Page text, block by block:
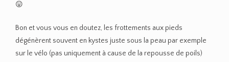
😛
Bon et vous vous en doutez, les frottements aux pieds
dégénèrent souvent en kystes juste sous la peau par exemple
sur le vélo (pas uniquement à cause de la repousse de poils)